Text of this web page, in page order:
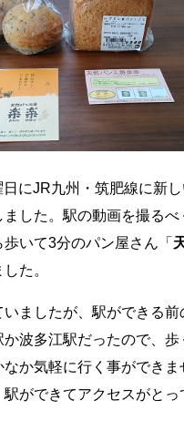
にJR九州・筑肥線に新
した。駅の動画を撮るべ
いて3分のパン屋さん「
た。
ましたが、駅ができる前
波多江駅だったので、歩
か気軽に行く事ができま
ができてアクセスがとっ